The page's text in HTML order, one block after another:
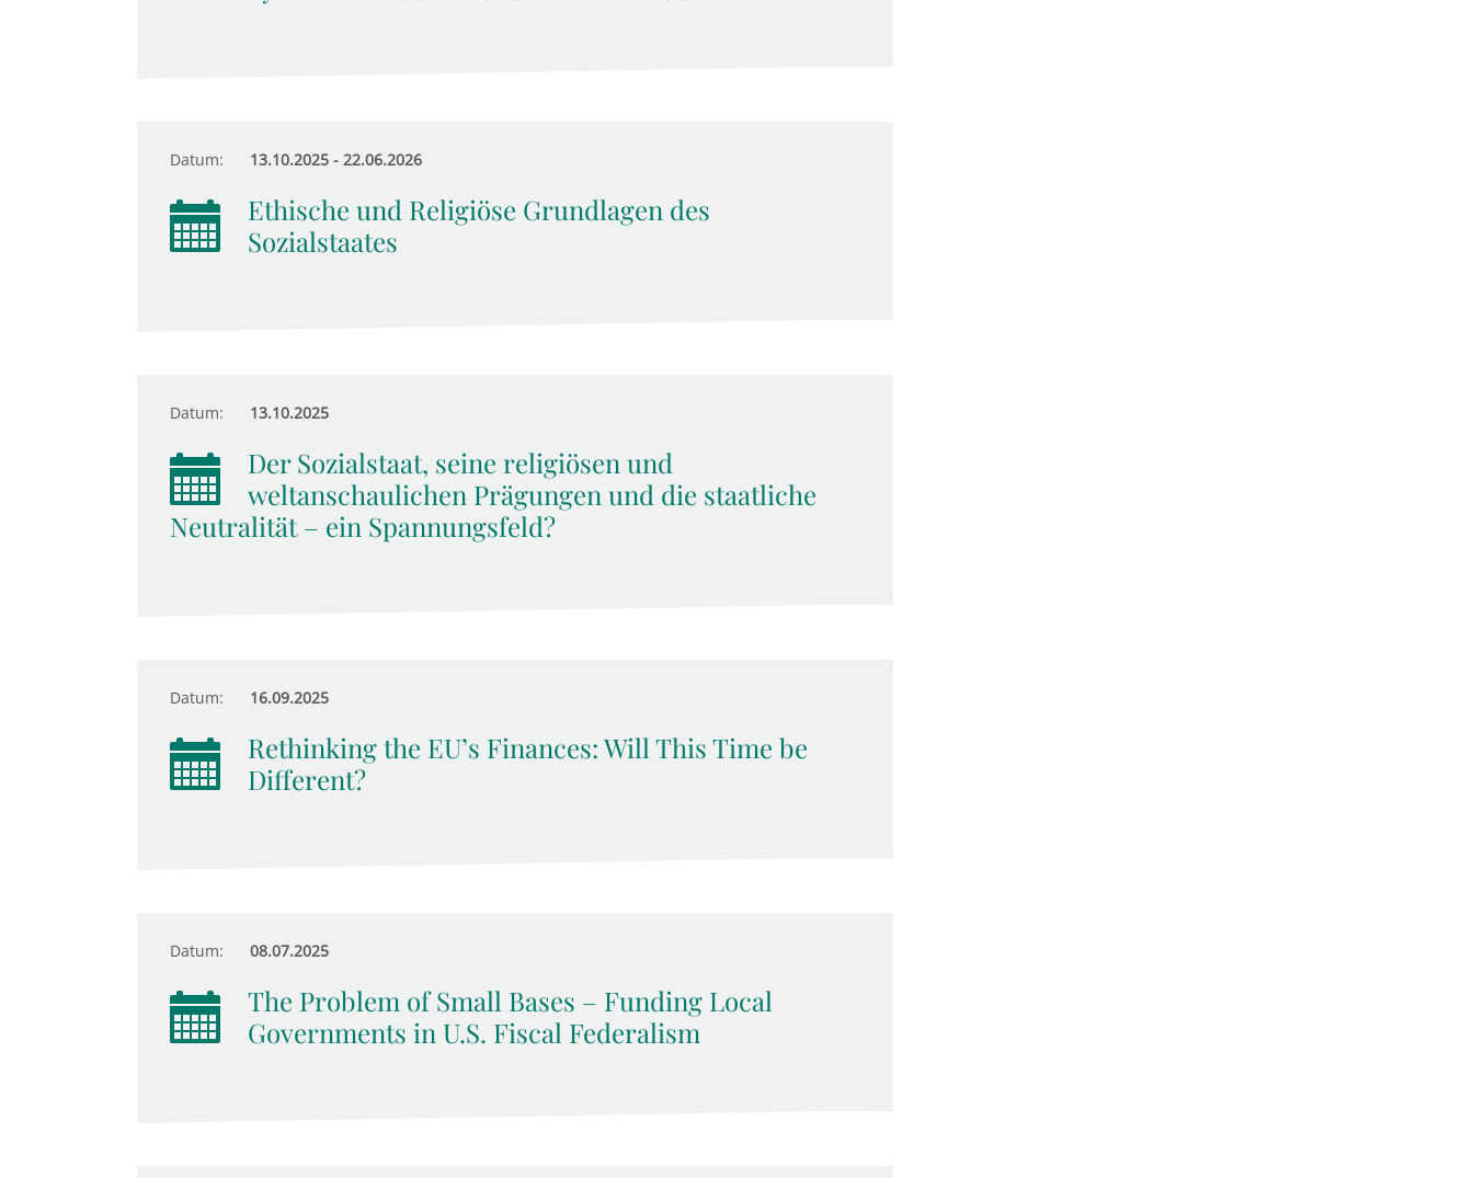
Datum: 13.10.2025 - 22.06.2026
Ethische und Religiöse Grundlagen des
Sozialstaates
Datum: 13.10.2025
Der Sozialstaat, seine religiösen und
weltanschaulichen Prägungen und die staatliche
Neutralität – ein Spannungsfeld?
Datum: 16.09.2025
Rethinking the EU’s Finances: Will This Time be
Different?
Datum: 08.07.2025
The Problem of Small Bases – Funding Local
Governments in U.S. Fiscal Federalism